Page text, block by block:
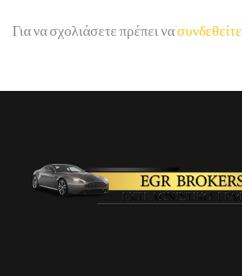
Για να σχολιάσετε πρέπει νασυνδεθείτε